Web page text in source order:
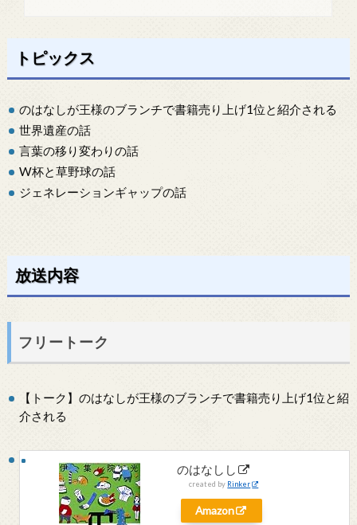
トピックス
のはなしが王様のブランチで書籍売り上げ1位と紹介される
世界遺産の話
言葉の移り変わりの話
W杯と草野球の話
ジェネレーションギャップの話
放送内容
フリートーク
【トーク】のはなしが王様のブランチで書籍売り上げ1位と紹
介される
のはなしし
created by Rinker
Amazon